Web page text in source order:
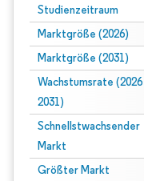
Studienzeitraum
Marktgröße (2026)
Marktgröße (2031)
Wachstumsrate (2026
2031)
Schnellstwachsender
Markt
Größter Markt